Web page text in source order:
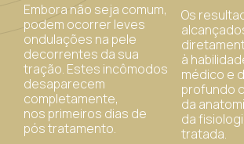
Embora não seja comum,
podem ocorrer leves
ondulações na pele
decorrentes da sua
tração. Estes incômodos
desaparecem
completamente,
nos primeiros dias de
pós tratamento.
Os
à
médico e
profundo
da
da
tratada.